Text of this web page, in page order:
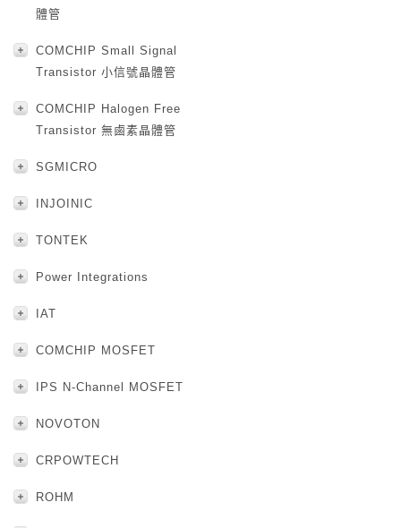
體管
COMCHIP Small Signal
Transistor 小信號晶體管
COMCHIP Halogen Free
Transistor 無鹵素晶體管
SGMICRO
INJOINIC
TONTEK
Power Integrations
IAT
COMCHIP MOSFET
IPS N-Channel MOSFET
NOVOTON
CRPOWTECH
ROHM